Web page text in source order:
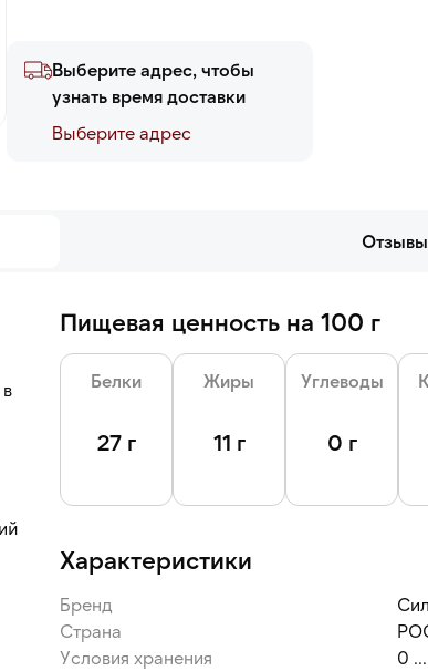
Выберите адрес, чтобы
узнать время доставки
Выберите адреc
Отзывы
Пищевая ценность на 100 г
Белки
27 г
Жиры
11 г
Углеводы
0 г
Характеристики
Бренд
Страна
Условия хранения
0